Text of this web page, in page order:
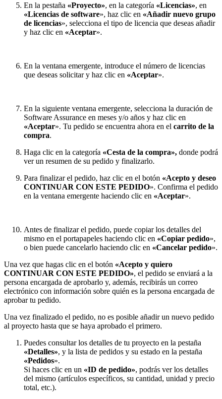
En la pestaña «Proyecto», en la categoría «Licencias», en
«Licencias de software», haz clic en «Añadir nuevo grupo
de licencias», selecciona el tipo de licencia que deseas añadir
y haz clic en «Aceptar».
En la ventana emergente, introduce el número de licencias
que deseas solicitar y haz clic en «Aceptar».
En la siguiente ventana emergente, selecciona la duración de
Software Assurance en meses y/o años y haz clic en
«Aceptar». Tu pedido se encuentra ahora en el carrito de la
compra.
Haga clic en la categoría «Cesta de la compra», donde podrá
ver un resumen de su pedido y finalizarlo.
Para finalizar el pedido, haz clic en el botón «Acepto y deseo
CONTINUAR CON ESTE PEDIDO». Confirma el pedido
en la ventana emergente haciendo clic en «Aceptar».
Antes de finalizar el pedido, puede copiar los detalles del
mismo en el portapapeles haciendo clic en «Copiar pedido»,
o bien puede cancelarlo haciendo clic en «Cancelar pedido».
Una vez que hagas clic en el botón «Acepto y quiero
CONTINUAR CON ESTE PEDIDO», el pedido se enviará a la
persona encargada de aprobarlo y, además, recibirás un correo
electrónico con información sobre quién es la persona encargada de
aprobar tu pedido.
Una vez finalizado el pedido, no es posible añadir un nuevo pedido
al proyecto hasta que se haya aprobado el primero.
Puedes consultar los detalles de tu proyecto en la pestaña
«Detalles», y la lista de pedidos y su estado en la pestaña
«Pedidos».
Si haces clic en un «ID de pedido», podrás ver los detalles
del mismo (artículos específicos, su cantidad, unidad y precio
total, etc.).